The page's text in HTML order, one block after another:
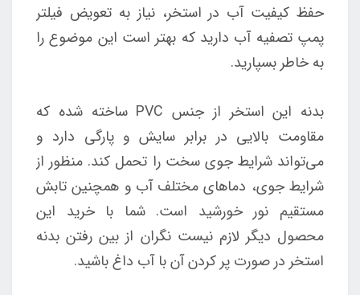
حفظ کیفیت آب در استخر، نیاز به تعویض فیلتر
پمپ تصفیه آب دارید که بهتر است این موضوع را
به خاطر بسپارید.
بدنه این استخر از جنس PVC ساخته شده که
مقاومت بالایی در برابر سایش و پارگی دارد و
می‌تواند شرایط جوی سخت را تحمل کند. منظور از
شرایط جوی، دماهای مختلف آب و همچنین تابش
مستقیم نور خورشید است. شما با خرید این
محصول دیگر لازم نیست نگران از بین رفتن بدنه
استخر در صورت پر کردن آن با آب داغ باشید.